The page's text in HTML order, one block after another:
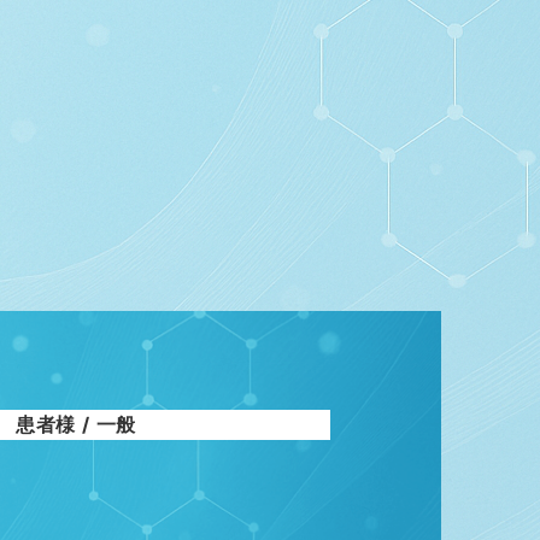
患者様 / 一般